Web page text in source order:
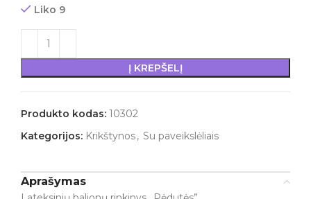
Liko 9
Į KREPŠELĮ
Produkto kodas: 10302
Kategorijos: Krikštynos, Su paveikslėliais
Aprašymas